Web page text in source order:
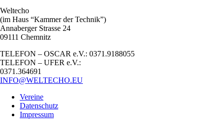
Weltecho
(im Haus “Kammer der Technik”)
Annaberger Strasse 24
09111 Chemnitz
TELEFON – OSCAR e.V.: 0371.9188055
TELEFON – UFER e.V.:
0371.364691
INFO@WELTECHO.EU
Vereine
Datenschutz
Impressum